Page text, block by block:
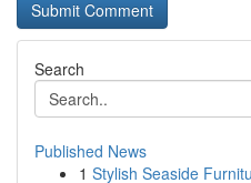
Search
Published News
1 Stylish Seaside